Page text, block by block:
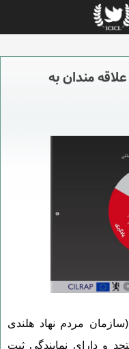
مندان به
مردم نهاد هلندی
و دارای نمایندگی ثبت